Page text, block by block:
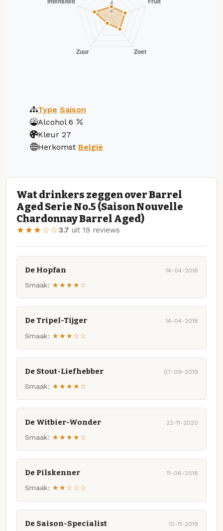
Type Saison
Alcohol 6
Kleur 27
Herkomst België
Wat drinkers zeggen over Barrel
Aged Serie No.5 (Saison Nouvelle
Chardonnay Barrel Aged)
★★★☆☆3.7 uit 19 reviews
De Hopfan 14-04-2018
Smaak: ★★★★☆
De Tripel-Tijger 14-04-2018
Smaak: ★★★☆☆
De Stout-Liefhebber 07-09-2019
Smaak: ★★★★☆
De Witbier-Wonder 22-11-2020
Smaak: ★★★★☆
De Pilskenner 11-06-2018
Smaak: ★★☆☆☆
De Saison-Specialist 10-11-2019